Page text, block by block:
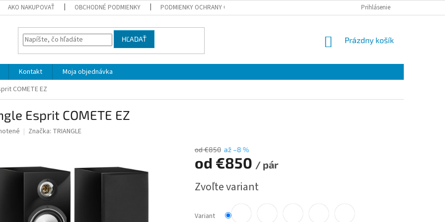
AKO NAKUPOVAŤ OBCHODNÉ PODMIENKY PODMIENKY OCHRANY OSOBNÝCH ÚDAJOV Prihlásenie
HĽADAŤ
NÁKUPNÝ
Prázdny košík
Kontakt
Moja objednávka
COMETE EZ
Esprit COMETE EZ
Značka: TRIANGLE
od €850 až –8 %
od €850 / pár
cena:
Zvoľte variant
Variant